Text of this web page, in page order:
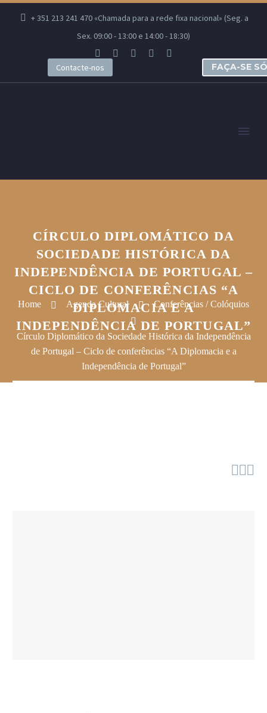
+ 351 213 241 470 «Chamada para a rede fixa nacional» (Seg. a
Sex. 09:00 - 13:00 e 14:00 - 18:30)
Contacte-nos FAÇA-SE
CÍRCULO DIPLOMÁTICO DA
SOCIEDADE HISTÓRICA DA
INDEPENDÊNCIA DE PORTUGAL –
CICLO DE CONFERÊNCIAS “A
DIPLOMACIA E A
INDEPENDÊNCIA DE PORTUGAL”
Home Agenda Cultural Conferências / Colóquios
Círculo Diplomático da Sociedade Histórica da Independência
de Portugal – Ciclo de conferências “A Diplomacia e a
Independência de Portugal”
